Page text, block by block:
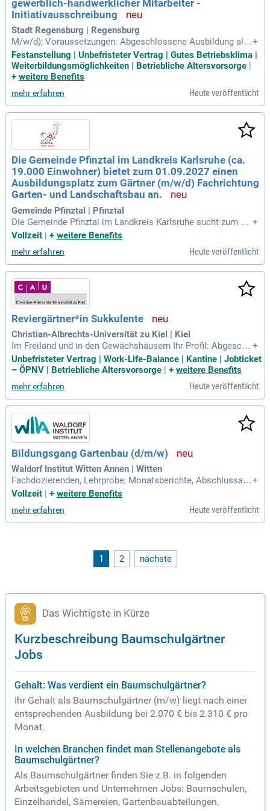
schen Team ein!
gewerblich-handwerklicher Mitarbeiter -
Initiativausschreibung
Stadt Regensburg | Regensburg
M/w/d); Voraussetzungen: Abgeschlossene Ausbildung als
Gärtner/-in (m/w/d) der Fachrichtungen Garten- und Landsch
aftsbau, Zierpflanzenbau oder Baumschule, Führerscheinkla
sse B; Gartenarbeiter / Gärtnerhelfer (m/w/d); Voraussetzun
+
Festanstellung | Unbefristeter Vertrag | Gutes Betriebsklima |
Weiterbildungsmöglichkeiten | Betriebliche Altersvorsorge
+ weitere Benefits
mehr erfahren Heute veröffentlicht
Die Gemeinde Pfinztal im Landkreis Karlsruhe (ca.
19.000 Einwohner) bietet zum 01.09.2027 einen
Ausbildungsplatz zum Gärtner (m/w/d) Fachrichtung
Garten- und Landschaftsbau an.
Gemeinde Pfinztal | Pfinztal
Die Gemeinde Pfinztal im Landkreis Karlsruhe sucht zum 01.
09.2027 motivierte Auszubildende für den Beruf des Gärtner
Mit rund 19.000 Einwohnern bietet Pfinztal eine dynamische
Umgebung zum Lernen. Wenn du handwerklich geschickt bi
st und gerne im Freien arbeitest, bist du hier genau richtig! I
n deiner Ausbildung wirst du lernen, Außenanlagen zu gestal
ten und Pflanzen fachgerecht zu setzen. Diese abwechslung
sreiche Ausbildung umfasst auch das Anlegen von Gärten, T
errassen und weiteren Grünflächen. Bewirb dich jetzt und we
rde Teil unseres Teams, das die Natur mitgestaltet!
+
Vollzeit | + weitere Benefits
mehr erfahren Heute veröffentlicht
Reviergärtner*in Sukkulente
Christian-Albrechts-Universität zu Kiel | Kiel
Im Freiland und in den Gewächshäusern Ihr Profil: Abgeschl
ossene Qualifikation als Gärtnermeisterin der Fachrichtung
Blumen- und Zierpflanzenbau, Stauden- oder Baumschule od
er eine vergleichbare Qualifikation, z.
+
Unbefristeter Vertrag | Work-Life-Balance | Kantine | Jobticket
– ÖPNV | Betriebliche Altersvorsorge | + weitere Benefits
mehr erfahren Heute veröffentlicht
Bildungsgang Gartenbau (d/m/w)
Waldorf Institut Witten Annen | Witten
Fachdozierenden, Lehrprobe; Monatsberichte, Abschlussarb
eit; Selbststudium: Vertiefung der Seminarinhalte; Referate,
rtnerische Praxis, Erfahrungsdokumentation; Schwerpunkte:
Gärtnerische Grundlagen
+
Vollzeit
+ weitere Benefits
mehr erfahren Heute veröffentlicht
1 2 nächste
Das Wichtigste in Kürze
Kurzbeschreibung Baumschulgärtner
Jobs
Gehalt: Was verdient ein Baumschulgärtner?
Ihr Gehalt als Baumschulgärtner (m/w) liegt nach einer
entsprechenden Ausbildung bei 2.070 € bis 2.310 € pro
Monat.
In welchen Branchen findet man Stellenangebote als
Baumschulgärtner?
Als Baumschulgärtner finden Sie z.B. in folgenden
Arbeitsgebieten und Unternehmen Jobs: Baumschulen,
Einzelhandel, Sämereien, Gartenbauabteilungen,